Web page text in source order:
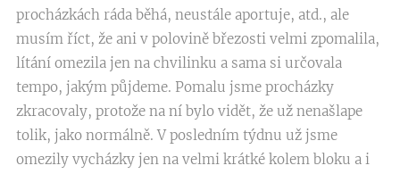
procházkách ráda běhá, neustále aportuje, atd., ale
musím říct, že ani v polovině březosti velmi zpomalila,
lítání omezila jen na chvilinku a sama si určovala
tempo, jakým půjdeme. Pomalu jsme procházky
zkracovaly, protože na ní bylo vidět, že už nenašlape
tolik, jako normálně. V posledním týdnu už jsme
omezily vycházky jen na velmi krátké kolem bloku a i